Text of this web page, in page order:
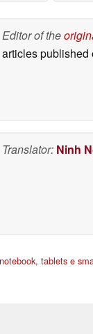
Editor of the
articles published
Translator: Ninh
tablets e